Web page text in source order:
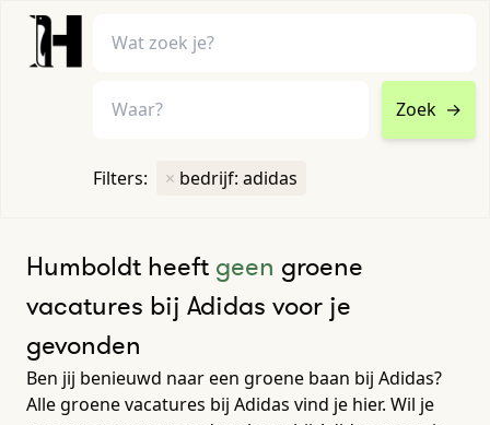
Zoek →
Filters: × bedrijf: adidas
Humboldt heeft geen groene
vacatures bij Adidas voor je
gevonden
Ben jij benieuwd naar een groene baan bij Adidas?
Alle groene vacatures bij Adidas vind je hier. Wil je